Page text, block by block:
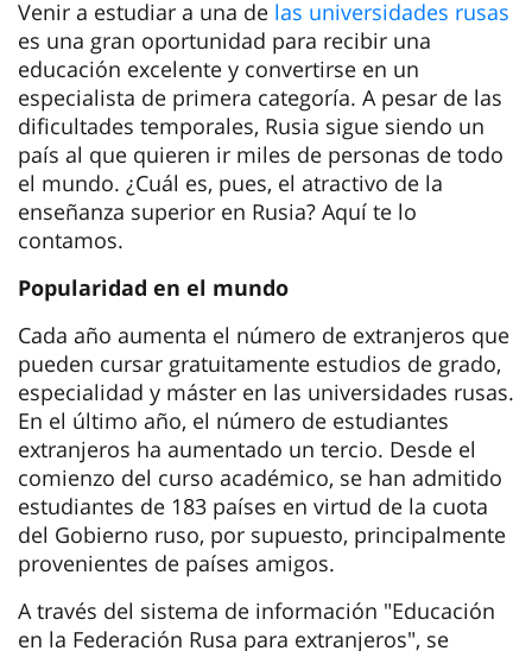
Venir a estudiar a una de las universidades rusas
es una gran oportunidad para recibir una
educación excelente y convertirse en un
especialista de primera categoría. A pesar de las
dificultades temporales, Rusia sigue siendo un
país al que quieren ir miles de personas de todo
el mundo. ¿Cuál es, pues, el atractivo de la
enseñanza superior en Rusia? Aquí te lo
contamos.
Popularidad en el mundo
Cada año aumenta el número de extranjeros que
pueden cursar gratuitamente estudios de grado,
especialidad y máster en las universidades rusas.
En el último año, el número de estudiantes
extranjeros ha aumentado un tercio. Desde el
comienzo del curso académico, se han admitido
estudiantes de 183 países en virtud de la cuota
del Gobierno ruso, por supuesto, principalmente
provenientes de países amigos.
A través del sistema de información "Educación
en la Federación Rusa para extranjeros", se